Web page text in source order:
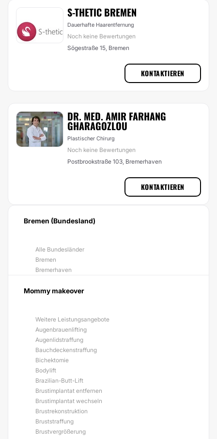
S-THETIC BREMEN
Dauerhafte Haarentfernung
Noch keine Bewertungen
Sögestraße 15, Bremen
KONTAKTIEREN
DR. MED. AMIR FARHANG
GHARAGOZLOU
Plastischer Chirurg
Noch keine Bewertungen
Postbrookstraße 103, Bremerhaven
KONTAKTIEREN
Bremen (Bundesland)
Alle Bundesländer
Bremen
Bremerhaven
Mommy makeover
Weitere Leistungsangebote
Augenbrauenlifting
Augenlidstraffung
Bauchdeckenstraffung
Bichektomie
Bodylift
Brazilian-Butt-Lift
Brustimplantat entfernen
Brustimplantat wechseln
Brustrekonstruktion
Bruststraffung
Brustvergrößerung